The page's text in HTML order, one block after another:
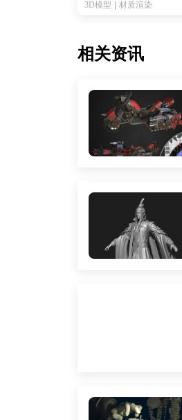
3D模型
材质渲染
相关资讯